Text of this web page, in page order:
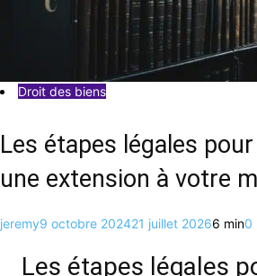
Droit des biens
Les étapes légales
une extension à votre
jeremy9 octobre 202421 juillet 20266 min0
Les étapes légales